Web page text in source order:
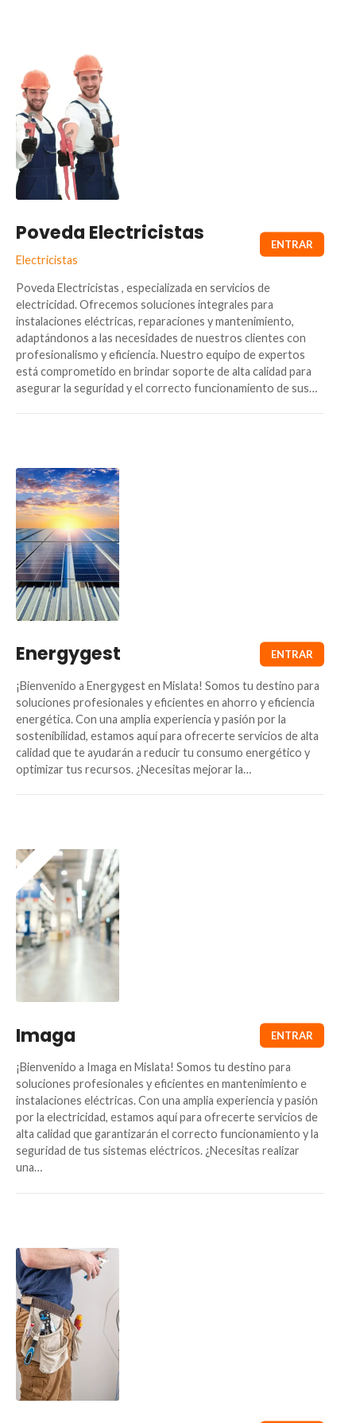
Poveda Electricistas
Electricistas
Poveda Electricistas , especializada en servicios de
electricidad. Ofrecemos soluciones integrales para
instalaciones eléctricas, reparaciones y mantenimiento,
adaptándonos a las necesidades de nuestros clientes con
profesionalismo y eficiencia. Nuestro equipo de expertos
está comprometido en brindar soporte de alta calidad para
asegurar la seguridad y el correcto funcionamiento de sus…
Energygest
¡Bienvenido a Energygest en Mislata! Somos tu destino para
soluciones profesionales y eficientes en ahorro y eficiencia
energética. Con una amplia experiencia y pasión por la
sostenibilidad, estamos aquí para ofrecerte servicios de alta
calidad que te ayudarán a reducir tu consumo energético y
optimizar tus recursos. ¿Necesitas mejorar la…
Imaga
¡Bienvenido a Imaga en Mislata! Somos tu destino para
soluciones profesionales y eficientes en mantenimiento e
instalaciones eléctricas. Con una amplia experiencia y pasión
por la electricidad, estamos aquí para ofrecerte servicios de
alta calidad que garantizarán el correcto funcionamiento y la
seguridad de tus sistemas eléctricos. ¿Necesitas realizar
una…